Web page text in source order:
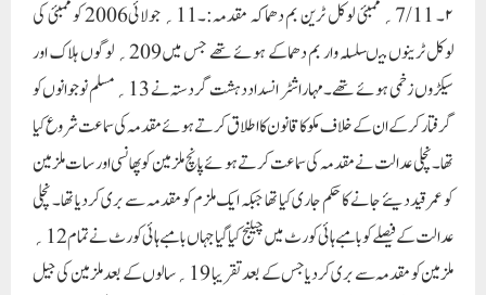
۲۔ 7/11؍ ممبئی لوکل ٹرین بم دھماکہ مقدمہ:۔11؍ جولائی2006 کو ممبئی کی
لوکل ٹرینوں میںسلسلہ وار بم دھماکے ہوئے تھے جس میں209؍ لوگوں ہلاک اور
سیکڑوں زخمی ہو ئے تھے۔ مہاراشٹر انسدادد ہشت گر دستہ نے 13؍ مسلم نوجوانوں کو
گرفتار کرکے ان کے خلاف مکوکا قانون کا اطلاق کرتے ہو ئے مقدمہ کی سماعت شروع کیا
تھا۔ نچلی عدالت نے مقدمہ کی سماعت کرتے ہو ئے پانچ ملزمین کو پھانسی اور سات ملزمین
کو عمر قید دیئے جانے کا حکم جاری کیا تھا جبکہ ایک ملزم کو مقدمہ سے بری کردیا تھا۔ نچلی
عدالت کے فیصلے کو بامبے ہائی کورٹ میں چیلنج کیا گیا جہاں بامبے ہائی کورٹ نے تمام 12؍
ملزمین کو مقدمہ سے بری کردیاجس کے بعد تقریبا 19؍ سالوں کے بعد ملزمین کی جیل